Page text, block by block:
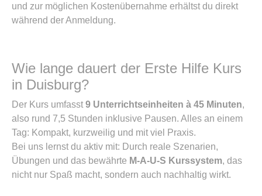
und zur möglichen Kostenübernahme erhältst du direkt
während der Anmeldung.
Wie lange dauert der Erste Hilfe Kurs
in Duisburg?
Der Kurs umfasst 9 Unterrichtseinheiten à 45 Minuten,
also rund 7,5 Stunden inklusive Pausen. Alles an einem
Tag: Kompakt, kurzweilig und mit viel Praxis.
Bei uns lernst du aktiv mit: Durch reale Szenarien,
Übungen und das bewährte M-A-U-S Kurssystem, das
nicht nur Spaß macht, sondern auch nachhaltig wirkt.